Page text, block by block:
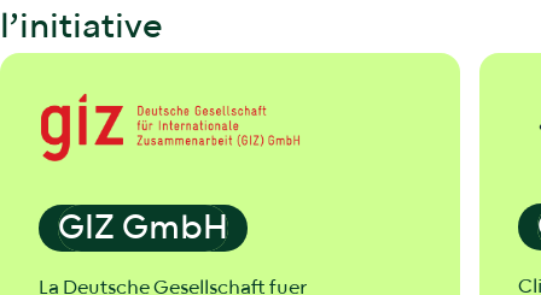
l’initiative
GIZ GmbH
La Deutsche Gesellschaft fuer